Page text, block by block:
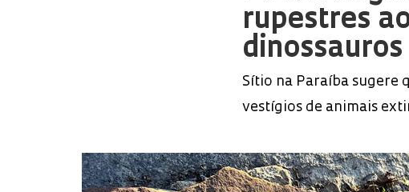
rupestres
Sítio na Paraíba sugere
vestígios de animais